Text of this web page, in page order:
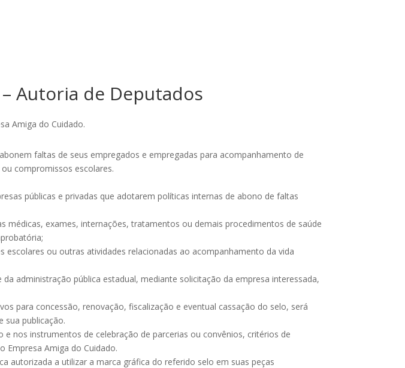
Autoria de Deputados
Amiga do Cuidado.
faltas de seus empregados e empregadas para acompanhamento de
compromissos escolares.
públicas e privadas que adotarem políticas internas de abono de faltas
médicas, exames, internações, tratamentos ou demais procedimentos de saúde
ou outras atividades relacionadas ao acompanhamento da vida
administração pública estadual, mediante solicitação da empresa interessada,
para concessão, renovação, fiscalização e eventual cassação do selo, será
sua publicação.
nos instrumentos de celebração de parcerias ou convênios, critérios de
Empresa Amiga do Cuidado.
autorizada a utilizar a marca gráfica do referido selo em suas peças